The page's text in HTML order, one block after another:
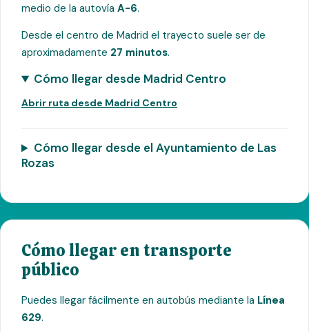
medio de la autovía A-6.
Desde el centro de Madrid el trayecto suele ser de
aproximadamente 27 minutos.
Cómo llegar desde Madrid Centro
Abrir ruta desde Madrid Centro
Cómo llegar desde el Ayuntamiento de Las
Rozas
Cómo llegar en transporte
público
Puedes llegar fácilmente en autobús mediante la Línea
629.